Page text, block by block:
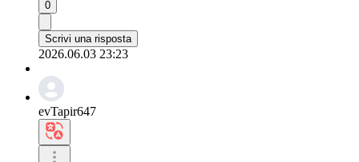
0
Scrivi una risposta
2026.06.03 23:23
evTapir647